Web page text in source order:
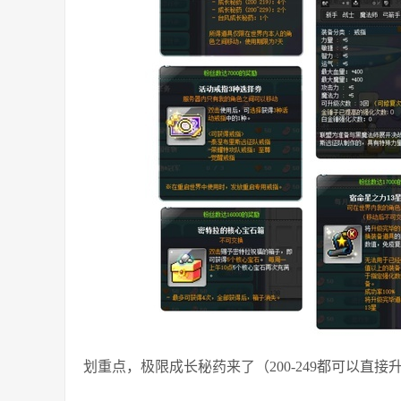
划重点，极限成长秘药来了（200-249都可以直接